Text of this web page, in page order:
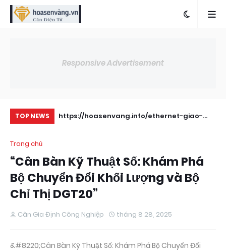
Responsive Advertisement
TOP NEWS
Điện Tử cho
https://hoasenvang.info/ethernet-giao-
Trang chủ
“Cân Bàn Kỹ Thuật Số: Khám Phá
Bộ Chuyển Đổi Khối Lượng và Bộ
Chỉ Thị DGT20”
Cân Gia Định Công Nghiệp tháng 8 28, 2025
&#8220;Cân Bàn Kỹ Thuật Số: Khám Phá Bộ Chuyển Đổi